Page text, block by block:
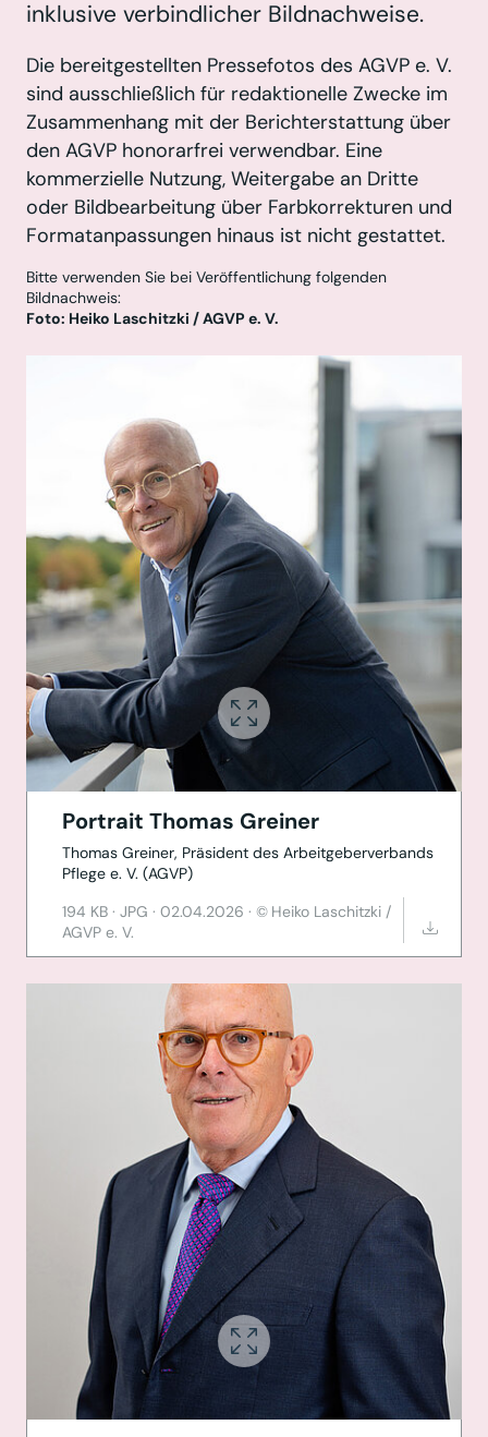
inklusive verbindlicher Bildnachweise.
Die bereitgestellten Pressefotos des AGVP e. V.
sind ausschließlich für redaktionelle Zwecke im
Zusammenhang mit der Berichterstattung über
den AGVP honorarfrei verwendbar. Eine
kommerzielle Nutzung, Weitergabe an Dritte
oder Bildbearbeitung über Farbkorrekturen und
Format­anpassungen hinaus ist nicht gestattet.
Bitte verwenden Sie bei Veröffentlichung folgenden
Bildnachweis:
Foto: Heiko Laschitzki / AGVP e. V.
Portrait Thomas Greiner
Thomas Greiner, Präsident des Arbeitgeberverbands
Pflege e. V. (AGVP)
194 KB · JPG · 02.04.2026 ·
Heiko Laschitzki /
AGVP e. V.